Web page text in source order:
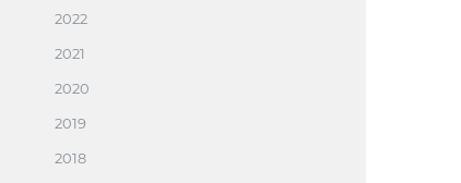
2022
2021
2020
2019
2018